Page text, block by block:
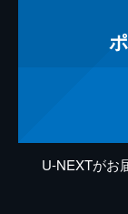
U-NEXTがお